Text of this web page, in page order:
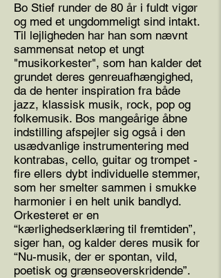
Bo Stief runder de 80 år i fuldt vigør
og med et ungdommeligt sind intakt.
Til lejligheden har han som nævnt
sammensat netop et ungt
"musikorkester", som han kalder det
grundet deres genreuafhængighed,
da de henter inspiration fra både
jazz, klassisk musik, rock, pop og
folkemusik. Bos mangeårige åbne
indstilling afspejler sig også i den
usædvanlige instrumentering med
kontrabas, cello, guitar og trompet -
fire ellers dybt individuelle stemmer,
som her smelter sammen i smukke
harmonier i en helt unik bandlyd.
Orkesteret er en
“kærlighedserklæring til fremtiden”,
siger han, og kalder deres musik for
“Nu-musik, der er spontan, vild,
poetisk og grænseoverskridende”.